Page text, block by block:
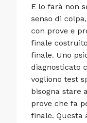
E lo farà non
senso di
con prove e
finale
finale. Uno
diagnosticato
vogliono test
bisogna stare
prove che fa
finale. Questa